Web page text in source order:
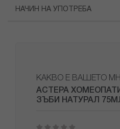
НАЧИН НА УПОТРЕБА
КАКВО Е ВАШЕТО
АСТЕРА
ЗЪБИ НАТУРАЛ 75МЛ